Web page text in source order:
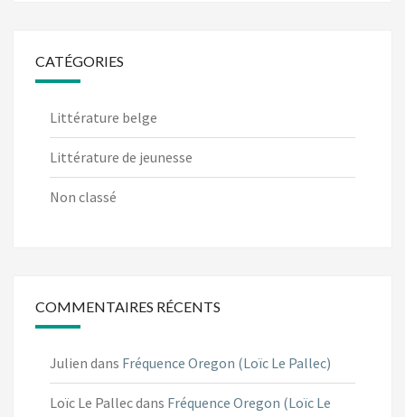
CATÉGORIES
Littérature belge
Littérature de jeunesse
Non classé
COMMENTAIRES RÉCENTS
Julien dans Fréquence Oregon (Loïc Le Pallec)
Loïc Le Pallecdans Fréquence Oregon (Loïc Le